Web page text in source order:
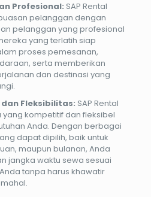
Profesional: SAP Rental
pelanggan dengan
pelanggan yang profesional
yang terlatih siap
proses pemesanan,
serta memberikan
dan destinasi yang
Fleksibilitas: SAP Rental
kompetitif dan fleksibel
Anda. Dengan berbagai
dapat dipilih, baik untuk
maupun bulanan, Anda
jangka waktu sewa sesuai
tanpa harus khawatir